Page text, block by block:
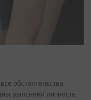
обстоятельства
выясняют личность